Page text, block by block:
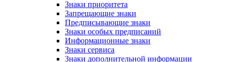
Знаки приоритета
Запрещающие знаки
Предписывающие знаки
Знаки особых предписаний
Информационные знаки
Знаки сервиса
Знаки дополнительной информации